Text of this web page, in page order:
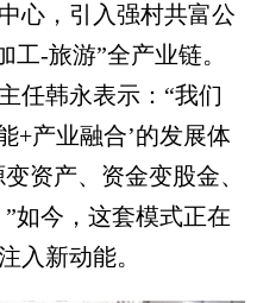
心，引入强村共富公
-旅游”全产业链。
任韩永表示：“我们
+产业融合’的发展体
资产、资金变股金、
如今，这套模式正在
入新动能。